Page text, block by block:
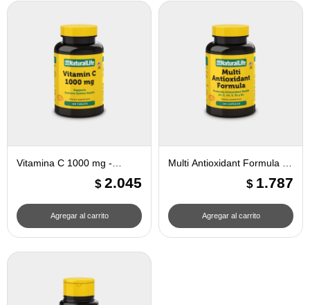
Vitamina C 1000 mg -
$ 2.045
Multi Antioxidant Formula -
$ 1.787